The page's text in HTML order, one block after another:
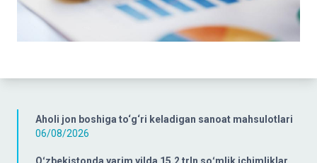
Aholi jon boshiga to‘g‘ri keladigan sanoat mahsulotlari
06/08/2026